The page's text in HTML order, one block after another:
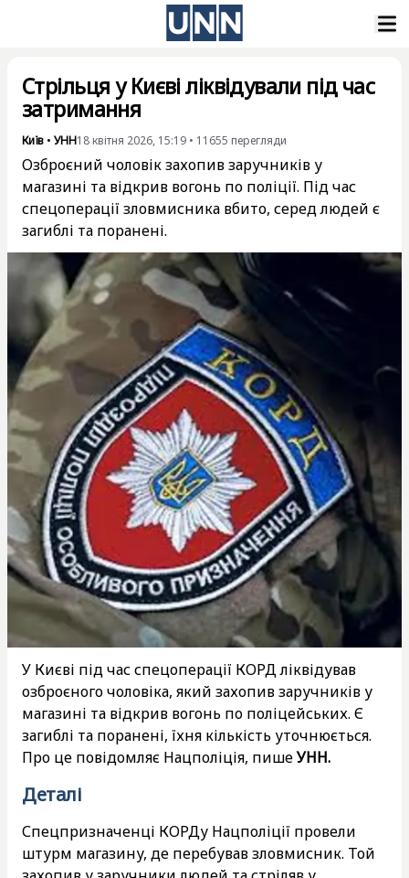
Стрільця у Києві ліквідували під час
затримання
Київ • УНН18 квітня 2026, 15:19 • 11655 перегляди
Озброєний чоловік захопив заручників у
магазині та відкрив вогонь по поліції. Під час
спецоперації зловмисника вбито, серед людей є
загиблі та поранені.
У Києві під час спецоперації КОРД ліквідував
озброєного чоловіка, який захопив заручників у
магазині та відкрив вогонь по поліцейських. Є
загиблі та поранені, їхня кількість уточнюється.
Про це повідомляє Нацполіція, пишеУНН.
Деталі
Спецпризначенці КОРДу Нацполіції провели
штурм магазину, де перебував зловмисник. Той